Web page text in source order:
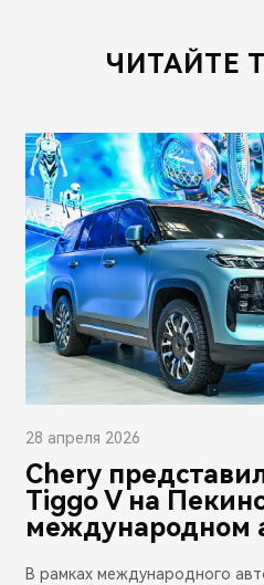
ЧИТАЙТЕ
28 апреля 2026
Chery
Tiggo V на
международном
В рамках международного